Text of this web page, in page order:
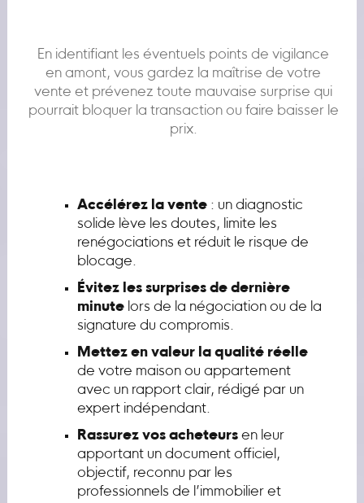
En identifiant les éventuels points de vigilance
en amont, vous gardez la maîtrise de votre
vente et prévenez toute mauvaise surprise qui
pourrait bloquer la transaction ou faire baisser le
prix.
Accélérez la vente: un diagnostic
solide lève les doutes, limite les
renégociations et réduit le risque de
blocage.
Évitez les surprises de dernière
minutelors de la négociation ou de la
signature du compromis.
Mettez en valeur la qualité réelle
de votre maison ou appartement
avec un rapport clair, rédigé par un
expert indépendant.
Rassurez vos acheteursen leur
apportant un document officiel,
objectif, reconnu par les
professionnels de l’immobilier et